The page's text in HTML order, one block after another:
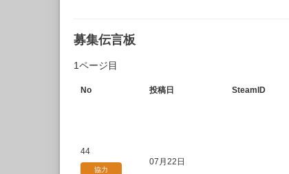
募集伝言板
1ページ目
No 投稿日 SteamID
44
協力
07月22日